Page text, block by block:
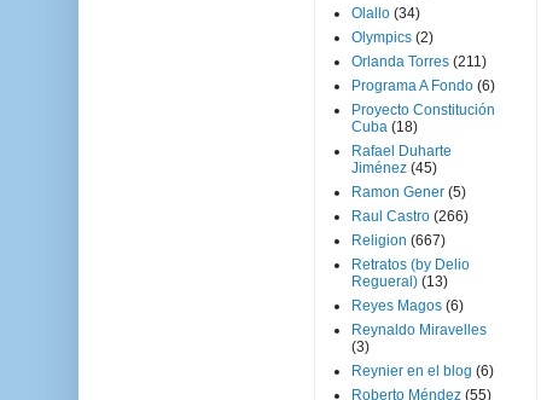
Olallo (34)
Olympics (2)
Orlanda Torres (211)
Programa A Fondo (6)
Proyecto Constitución
Cuba (18)
Rafael Duharte
Jiménez (45)
Ramon Gener (5)
Raul Castro (266)
Religion (667)
Retratos (by Delio
Regueral) (13)
Reyes Magos (6)
Reynaldo Miravelles
(3)
Reynier en el blog (6)
Roberto Méndez (55)